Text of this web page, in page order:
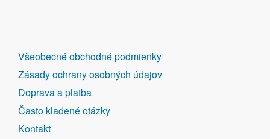
DALŠÍ
ODKAZY
Všeobecné obchodné podmienky
Zásady ochrany osobných údajov
Doprava a platba
Často kladené otázky
Kontakt